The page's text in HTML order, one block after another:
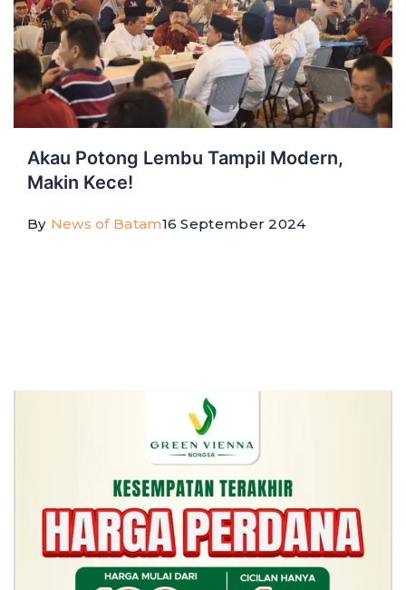
Akau Potong Lembu Tampil Modern,
Makin Kece!
By News of Batam16 September 2024